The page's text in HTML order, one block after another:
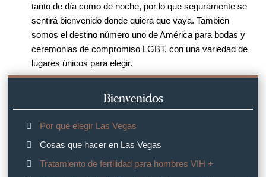
tanto de día como de noche, por lo que seguramente se
sentirá bienvenido donde quiera que vaya. También
somos el destino número uno de América para bodas y
ceremonias de compromiso LGBT, con una variedad de
lugares únicos para elegir.
Bienvenidos
Por qué elegir Las Vegas
Cosas que hacer en Las Vegas
Tratamiento de fertilidad para hombres VIH +